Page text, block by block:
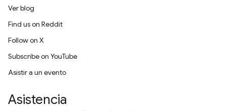
Ver blog
Find us on Reddit
Follow on X
Subscribe on YouTube
Asistir a un evento
Asistencia